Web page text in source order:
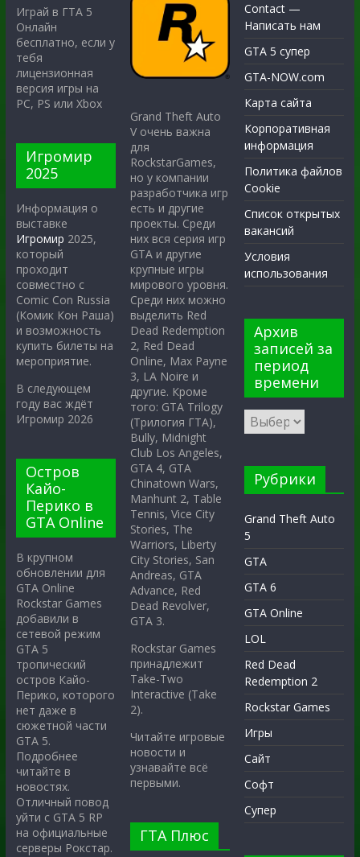
Играй в ГТА 5
Онлайн
бесплатно, если у
тебя
лицензионная
версия игры на
PC, PS или Xbox
Игромир
2025
Информация о
выставке
Игромир 2025,
который
проходит
совместно с
Comic Con Russia
(Комик Кон Раша)
и возможность
купить билеты на
мероприятие.
В следующем
году вас ждёт
Игромир 2026
Остров
Кайо-
Перико в
GTA Online
В крупном
обновлении для
GTA Online
Rockstar Games
добавили в
сетевой режим
GTA 5
тропический
остров Кайо-
Перико, которого
нет даже в
сюжетной части
GTA 5.
Подробнее
читайте в
новостях.
Отличный повод
уйти с GTA 5 RP
на официальные
серверы Рокстар.
Grand Theft Auto
V очень важна
для
RockstarGames,
но у компании
разработчика игр
есть и другие
проекты. Среди
них вся серия игр
GTA и другие
крупные игры
мирового уровня.
Среди них можно
выделить Red
Dead Redemption
2, Red Dead
Online, Max Payne
3, LA Noire и
другие. Кроме
того: GTA Trilogy
(Трилогия ГТА),
Bully, Midnight
Club Los Angeles,
GTA 4, GTA
Chinatown Wars,
Manhunt 2, Table
Tennis, Vice City
Stories, The
Warriors, Liberty
City Stories, San
Andreas, GTA
Advance, Red
Dead Revolver,
GTA 3.
Rockstar Games
принадлежит
Take-Two
Interactive (Take
2).
Читайте игровые
новости и
узнавайте всё
первыми.
ГТА Плюс
Contact —
Написать нам
GTA 5 супер
GTA-NOW.com
Карта сайта
Корпоративная
информация
Политика файлов
Cookie
Список открытых
вакансий
Условия
использования
Архив
записей за
период
времени
Рубрики
Grand Theft Auto
5
GTA
GTA 6
GTA Online
LOL
Red Dead
Redemption 2
Rockstar Games
Игры
Сайт
Софт
Супер